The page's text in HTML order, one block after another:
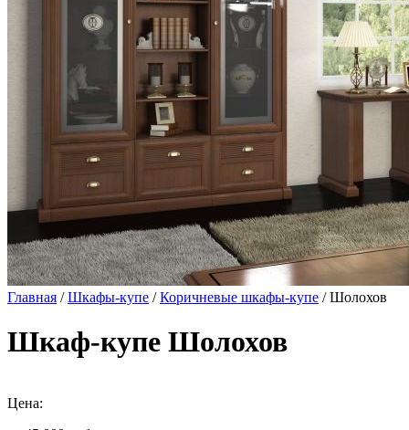
Главная /Шкафы-купе /Коричневые шкафы-купе / Шолохов
Шкаф-купе Шолохов
Цена: